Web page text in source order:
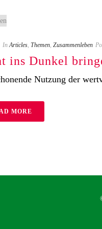
In Articles, Themen, Zusammenleben
ins Dunkel
Nutzung der
MORE